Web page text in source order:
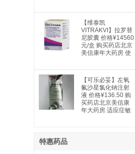
以及特殊类型的综
合症。全身性癫痫
适用于：失神发
作、肌阵挛发作、
强直阵挛发作、失
张力发作及混合型
发作。部分性癫痫
发作；复杂部分性
发作；部分继发全
身性发作。躁狂
症：用于治疗与双
相情感障碍相关的
躁狂发作。
【维泰凯
VITRAKVI】拉罗替
尼胶囊 价格¥14560
元/盒 购买药店北京
美信康年大药房 使
药 实体瘤
【可乐必妥】左氧
氟沙星氯化钠注射
液 价格¥136.50 购
买药店北京美信康
年大药房 适应症敏
特惠药品